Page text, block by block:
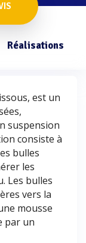
Réalisations
est un
suspension
consiste à
bulles
les
Les bulles
vers la
mousse
par un